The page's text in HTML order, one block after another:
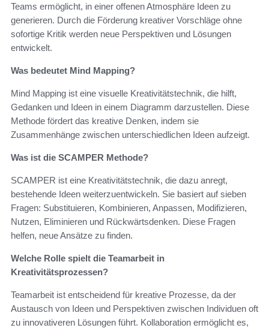
Teams ermöglicht, in einer offenen Atmosphäre Ideen zu
generieren. Durch die Förderung kreativer Vorschläge ohne
sofortige Kritik werden neue Perspektiven und Lösungen
entwickelt.
Was bedeutet Mind Mapping?
Mind Mapping ist eine visuelle Kreativitätstechnik, die hilft,
Gedanken und Ideen in einem Diagramm darzustellen. Diese
Methode fördert das kreative Denken, indem sie
Zusammenhänge zwischen unterschiedlichen Ideen aufzeigt.
Was ist die SCAMPER Methode?
SCAMPER ist eine Kreativitätstechnik, die dazu anregt,
bestehende Ideen weiterzuentwickeln. Sie basiert auf sieben
Fragen: Substituieren, Kombinieren, Anpassen, Modifizieren,
Nutzen, Eliminieren und Rückwärtsdenken. Diese Fragen
helfen, neue Ansätze zu finden.
Welche Rolle spielt die Teamarbeit in
Kreativitätsprozessen?
Teamarbeit ist entscheidend für kreative Prozesse, da der
Austausch von Ideen und Perspektiven zwischen Individuen oft
zu innovativeren Lösungen führt. Kollaboration ermöglicht es,